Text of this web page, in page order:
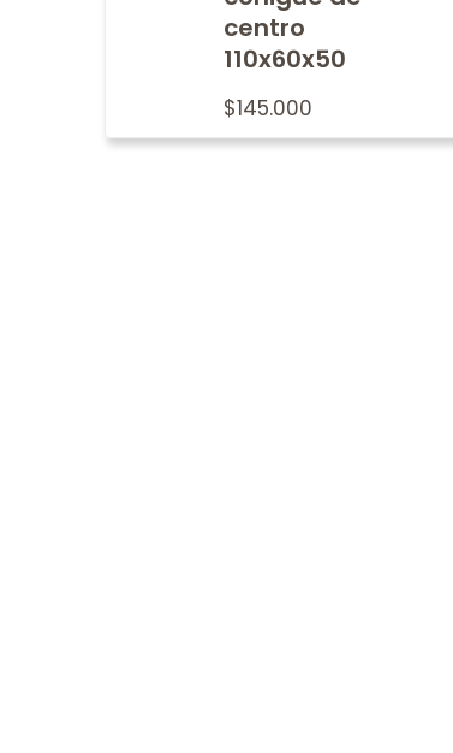
centro
110x60x50
$145.000